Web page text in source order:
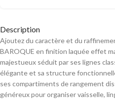
Description
Ajoutez du caractère et du
BAROQUE en finition laquée effet
majestueux séduit par ses lignes
élégante et sa structure
ses compartiments de rangement
généreux pour organiser vaisselle,